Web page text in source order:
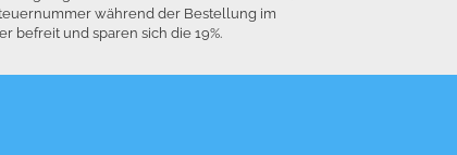
während der Bestellung im
befreit und sparen sich die 19%.